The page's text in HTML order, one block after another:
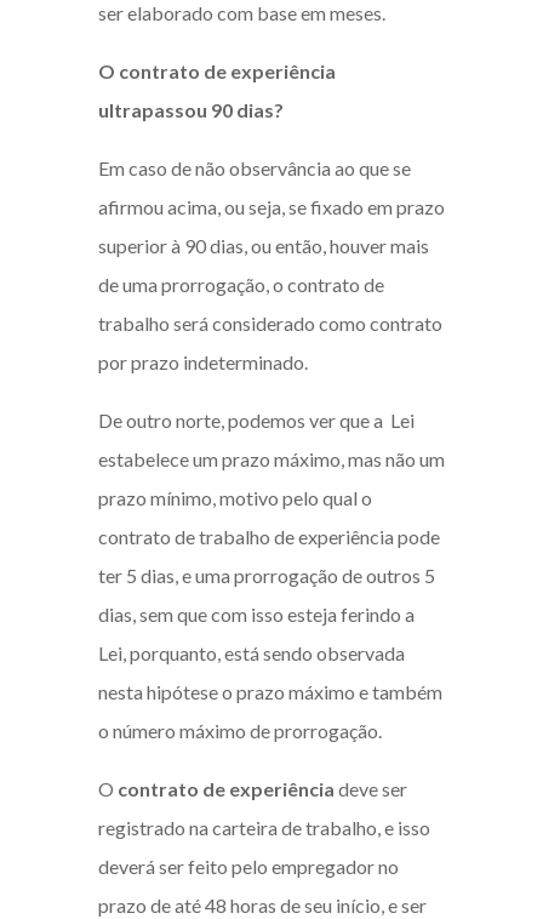
ser elaborado com base em meses.
O contrato de experiência
ultrapassou 90 dias?
Em caso de não observância ao que se
afirmou acima, ou seja, se fixado em prazo
superior à 90 dias, ou então, houver mais
de uma prorrogação, o contrato de
trabalho será considerado como contrato
por prazo indeterminado.
De outro norte, podemos ver que a Lei
estabelece um prazo máximo, mas não um
prazo mínimo, motivo pelo qual o
contrato de trabalho de experiência pode
ter 5 dias, e uma prorrogação de outros 5
dias, sem que com isso esteja ferindo a
Lei, porquanto, está sendo observada
nesta hipótese o prazo máximo e também
o número máximo de prorrogação.
O contrato de experiência deve ser
registrado na carteira de trabalho, e isso
deverá ser feito pelo empregador no
prazo de até 48 horas de seu início, e ser